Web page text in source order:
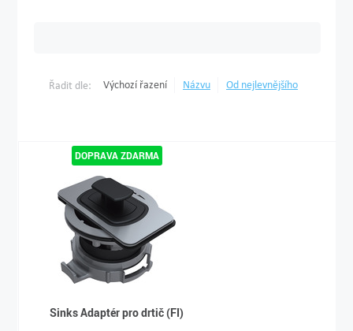
Řadit dle: Výchozí řazení Názvu Od nejlevnějšího
Sinks Adaptér pro drtič (FI)